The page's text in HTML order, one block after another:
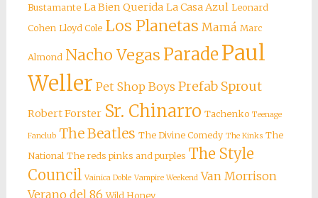
Bustamante La Bien Querida La Casa Azul Leonard
Cohen Lloyd Cole Los Planetas Mamá Marc
Almond Nacho Vegas ParadePaul
Weller Pet Shop Boys Prefab Sprout
Robert Forster Sr. Chinarro Tachenko Teenage
Fanclub The Beatles The Divine Comedy The Kinks The
National The reds pinks and purples The Style
Council Vainica Doble Vampire Weekend Van Morrison
Verano del 86 Wild Honey